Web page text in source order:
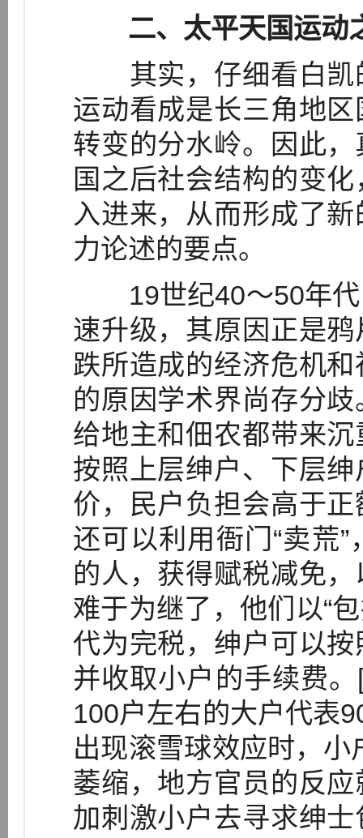
二、太平天国运动
其实，仔细看白凯
运动看成是长三角地
转变的分水岭。因此
国之后社会结构的变
入进来，从而形成了
力论述的要点。
19世纪40～50年代
速升级，其原因正是
跌所造成的经济危机
的原因学术界尚存分
给地主和佃农都带来
按照上层绅户、下层
价，民户负担会高于
还可以利用衙门“卖荒
的人，获得赋税减免
难于为继了，他们以“
代为完税，绅户可以
并收取小户的手续费
100户左右的大户代表
出现滚雪球效应时，小
萎缩，地方官员的反
加刺激小户去寻求绅